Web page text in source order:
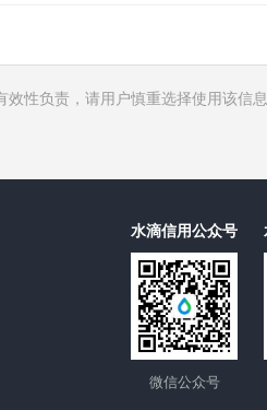
历史被执
历史司法
性负责，请用户慎重选择使用该信
水滴信用公众号
微信公众号